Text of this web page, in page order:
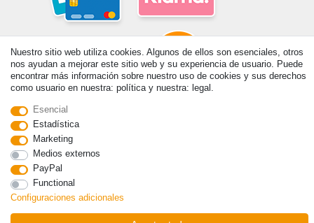
© Copyright 2026 | Todos los derechos reservados. - Prix de base voir
détail de l'article | *S'applique aux livraisons en Espagne!
Nuestro sitio web utiliza cookies. Algunos de ellos son esenciales, otros
nos ayudan a mejorar este sitio web y su experiencia de usuario. Puede
encontrar más información sobre nuestro uso de cookies y sus derechos
como usuario en nuestra: política y nuestra: legal.
Esencial
Estadística
Marketing
Medios externos
PayPal
Functional
Configuraciones adicionales
Withdraw from contract here